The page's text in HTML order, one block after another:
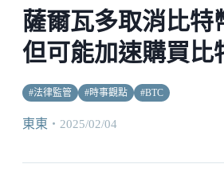
薩爾瓦多取消比特
但可能加速購買比
#法律監管 #時事觀點 #BTC
東東 ・ 2025/02/04